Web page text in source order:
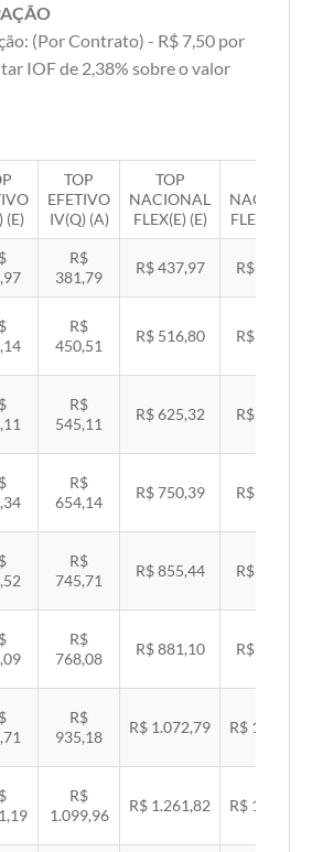
(Por Contrato) - R$ 7,50 por
IOF de 2,38% sobre o valor
(E)
TOP
EFETIVO
IV(Q) (A)
TOP
NACIONAL
FLEX(E) (E)
NACIONAL
FLEX(Q) (A)
R$
381,79
R$ 437,97 R$ 451,33
R$
450,51
R$ 516,80 R$ 532,57
R$
545,11
R$ 625,32 R$ 644,40
R$
654,14
R$ 750,39 R$ 773,29
R$
745,71
R$ 855,44 R$ 881,54
R$
768,08
R$ 881,10 R$ 907,99
R$
935,18
R$ 1.072,79 R$ 1.105,53
R$
1.099,96
R$ 1.261,82 R$ 1.300,32